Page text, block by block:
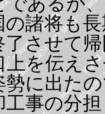
諸将も
了させて
上を伝え
勢に出た
事の分